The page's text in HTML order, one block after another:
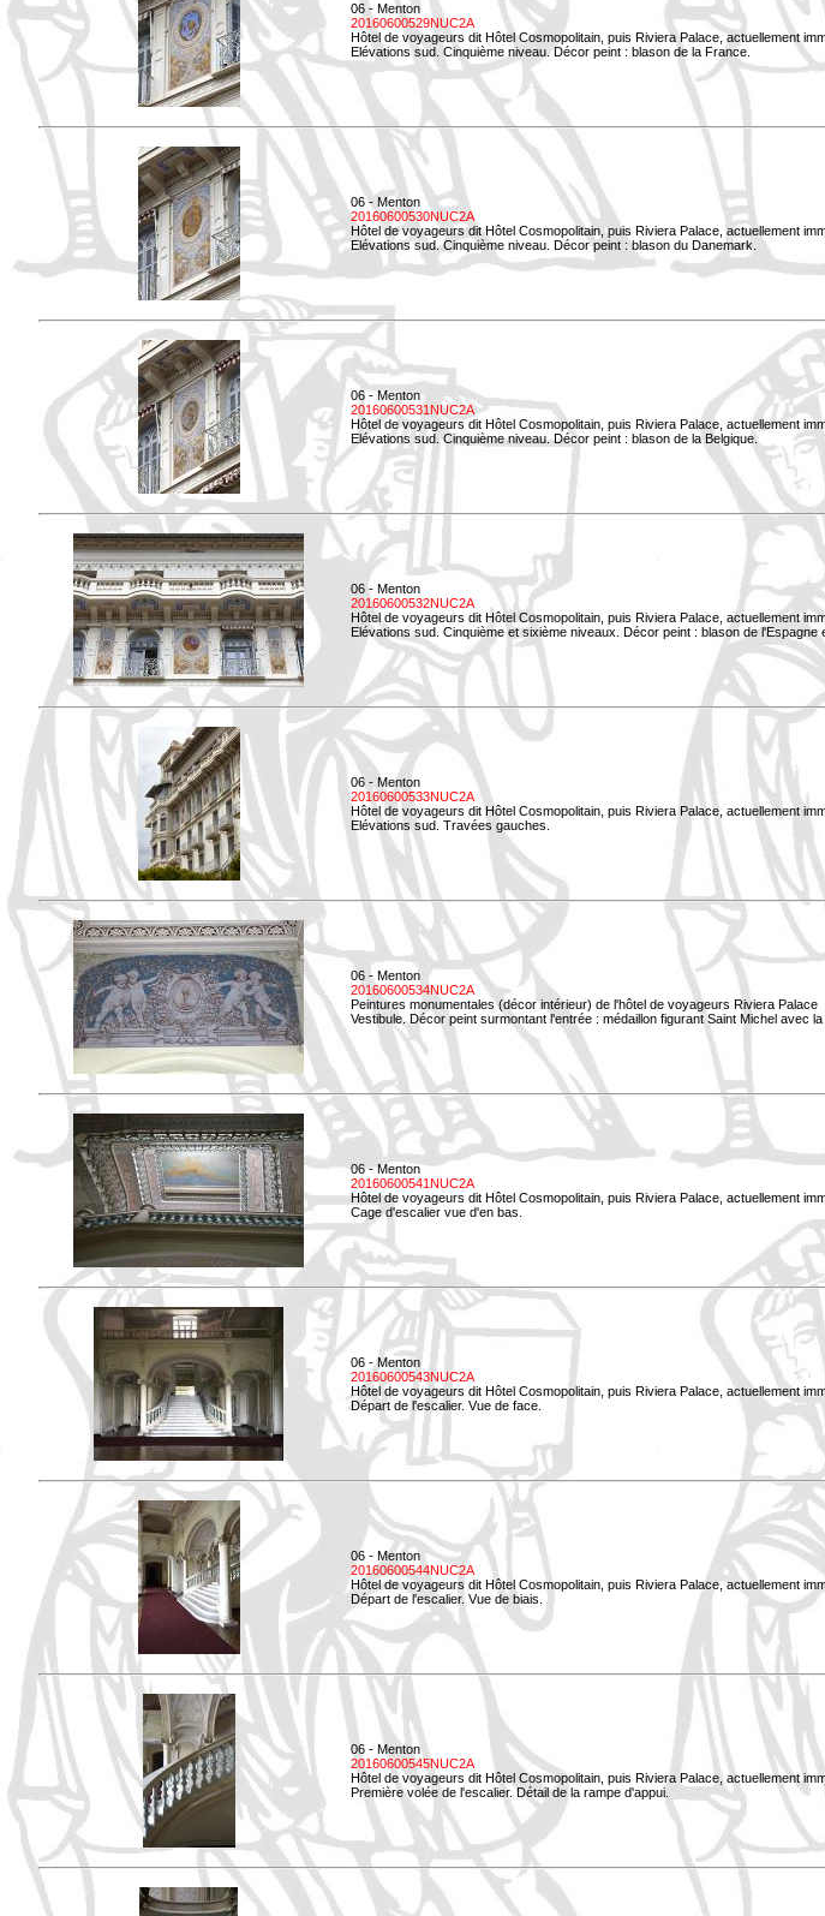
06 - Menton
20160600529NUC2A
Hôtel de voyageurs dit Hôtel Cosmopolitain, puis Riviera Palace, actuellement
Elévations sud. Cinquième niveau. Décor peint : blason de la France.
06 - Menton
20160600530NUC2A
Hôtel de voyageurs dit Hôtel Cosmopolitain, puis Riviera Palace, actuellement
Elévations sud. Cinquième niveau. Décor peint : blason du Danemark.
06 - Menton
20160600531NUC2A
Hôtel de voyageurs dit Hôtel Cosmopolitain, puis Riviera Palace, actuellement
Elévations sud. Cinquième niveau. Décor peint : blason de la Belgique.
06 - Menton
20160600532NUC2A
Hôtel de voyageurs dit Hôtel Cosmopolitain, puis Riviera Palace, actuellement
Elévations sud. Cinquième et sixième niveaux. Décor peint : blason de l'Espagne
06 - Menton
20160600533NUC2A
Hôtel de voyageurs dit Hôtel Cosmopolitain, puis Riviera Palace, actuellement
Elévations sud. Travées gauches.
06 - Menton
20160600534NUC2A
Peintures monumentales (décor intérieur) de l'hôtel de voyageurs Riviera Palace
Vestibule. Décor peint surmontant l'entrée : médaillon figurant Saint Michel avec
06 - Menton
20160600541NUC2A
Hôtel de voyageurs dit Hôtel Cosmopolitain, puis Riviera Palace, actuellement
Cage d'escalier vue d'en bas.
06 - Menton
20160600543NUC2A
Hôtel de voyageurs dit Hôtel Cosmopolitain, puis Riviera Palace, actuellement
Départ de l'escalier. Vue de face.
06 - Menton
20160600544NUC2A
Hôtel de voyageurs dit Hôtel Cosmopolitain, puis Riviera Palace, actuellement
Départ de l'escalier. Vue de biais.
06 - Menton
20160600545NUC2A
Hôtel de voyageurs dit Hôtel Cosmopolitain, puis Riviera Palace, actuellement
Première volée de l'escalier. Détail de la rampe d'appui.